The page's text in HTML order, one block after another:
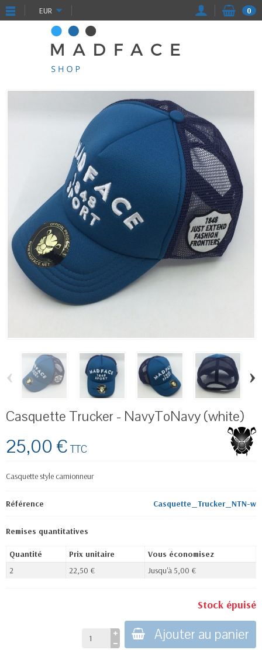
EUR 0
‹ ›
Casquette Trucker - NavyToNavy (white)
25,00 € TTC
Casquette style camionneur
Référence Casquette_Trucker_NTN-w
Remises quantitatives
Quantité Prix unitaire
Vous économisez
2
22,50 € Jusqu'à 5,00 €
Stock épuisé
Ajouter au panier